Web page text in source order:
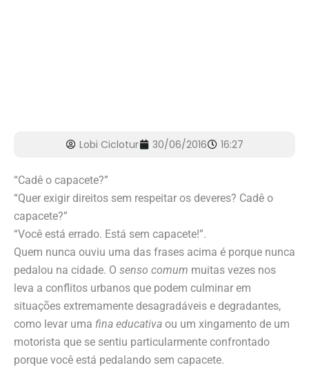
Lobi Ciclotur 30/06/2016 16:27
“Cadê o capacete?”
“Quer exigir direitos sem respeitar os deveres? Cadê o
capacete?”
“Você está errado. Está sem capacete!”.
Quem nunca ouviu uma das frases acima é porque nunca
pedalou na cidade. O senso comum muitas vezes nos
leva a conflitos urbanos que podem culminar em
situações extremamente desagradáveis e degradantes,
como levar uma fina educativa ou um xingamento de um
motorista que se sentiu particularmente confrontado
porque você está pedalando sem capacete.